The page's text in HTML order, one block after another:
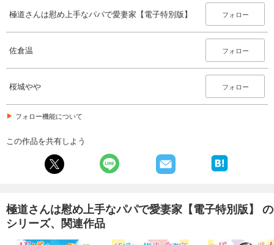
極道さんは慰め上手なパパで愛妻家【電子特別版】 フォロー
佐倉温 フォロー
桜城やや フォロー
フォロー機能について
この作品を共有しよう
極道さんは慰め上手なパパで愛妻家【電子特別版】 の
シリーズ、関連作品